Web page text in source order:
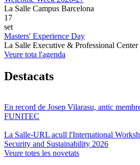
La Salle Campus Barcelona
17
set
Masters' Experience Day
La Salle Executive & Professional Center
Veure tota l'agenda
Destacats
En record de Josep Vilarasu, antic
FUNITEC
La Salle-URL acull l'International
Security and Sustainability 2026
Veure totes les novetats